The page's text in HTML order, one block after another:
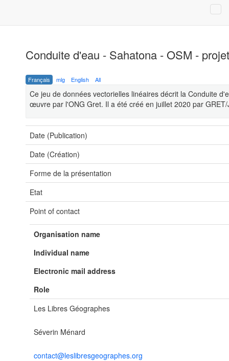
Conduite d'eau - Sahatona - OSM -
Français mlg English All
Ce jeu de données vectorielles linéaires décrit la Conduite
œuvre par l'ONG Gret. Il a été créé en juillet 2020 par
Date (Publication)
Date (Création)
Forme de la présentation
Etat
Point of contact
Organisation name
Individual name
Electronic mail address
Role
Les Libres Géographes
Séverin Ménard
contact@leslibresgeographes.org